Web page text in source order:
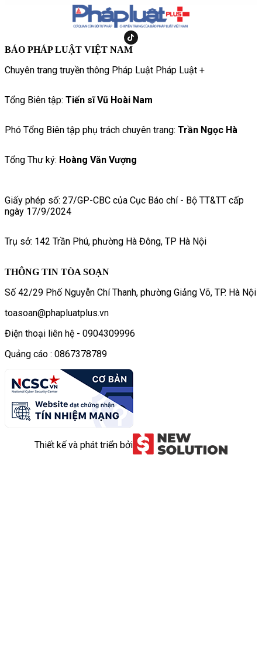
BÁO PHÁP LUẬT VIỆT NAM
Chuyên trang truyền thông Pháp Luật Pháp Luật +
Tổng Biên tập: Tiến sĩ Vũ Hoài Nam
Phó Tổng Biên tập phụ trách chuyên trang: Trần Ngọc Hà
Tổng Thư ký: Hoàng Văn Vượng
Giấy phép số: 27/GP-CBC của Cục Báo chí - Bộ TT&TT cấp
ngày 17/9/2024
Trụ sở: 142 Trần Phú, phường Hà Đông, TP Hà Nội
THÔNG TIN TÒA SOẠN
Số 42/29 Phố Nguyễn Chí Thanh, phường Giảng Võ, TP. Hà Nội
toasoan@phapluatplus.vn
Điện thoại liên hệ - 0904309996
Quảng cáo : 0867378789
Thiết kế và phát triển bởi